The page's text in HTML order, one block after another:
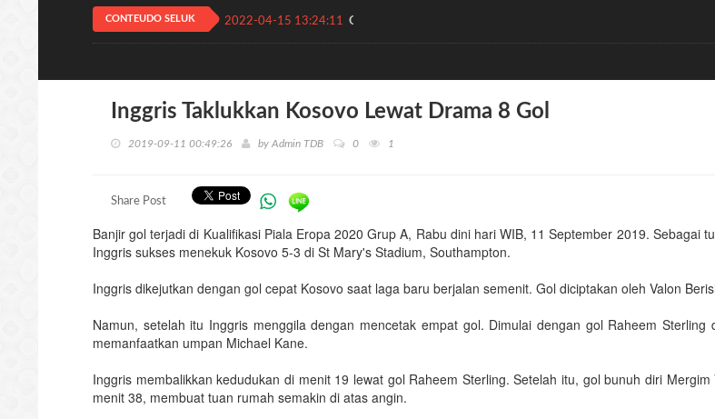
CONTEUDO SELUK 2022-04-15 13:24:11 QUIZ JOGA 8820 Timor Telecom
Inggris Taklukkan Kosovo Lewat Drama 8 Gol
2019-09-11 00:49:26 by Admin TDB 0 1
Share Post
Banjir gol terjadi di Kualifikasi Piala Eropa 2020 Grup A, Rabu dini hari WIB, 11 September 2019. Sebagai
Inggris sukses menekuk Kosovo 5-3 di St Mary's Stadium, Southampton.
Inggris dikejutkan dengan gol cepat Kosovo saat laga baru berjalan semenit. Gol diciptakan oleh Valon
Namun, setelah itu Inggris menggila dengan mencetak empat gol. Dimulai dengan gol Raheem Sterling
memanfaatkan umpan Michael Kane.
Inggris membalikkan kedudukan di menit 19 lewat gol Raheem Sterling. Setelah itu, gol bunuh diri Mergim
menit 38, membuat tuan rumah semakin di atas angin.